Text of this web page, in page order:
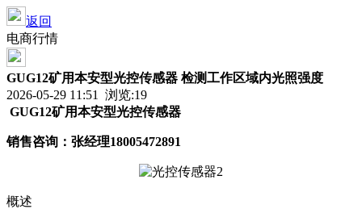
返回
电商行情
GUG12矿用本安型光控传感器 检测工作区域内光照强度
2026-05-29 11:51 浏览:19
GUG12矿用本安型光控传感器
销售咨询：张经理18005472891
概述